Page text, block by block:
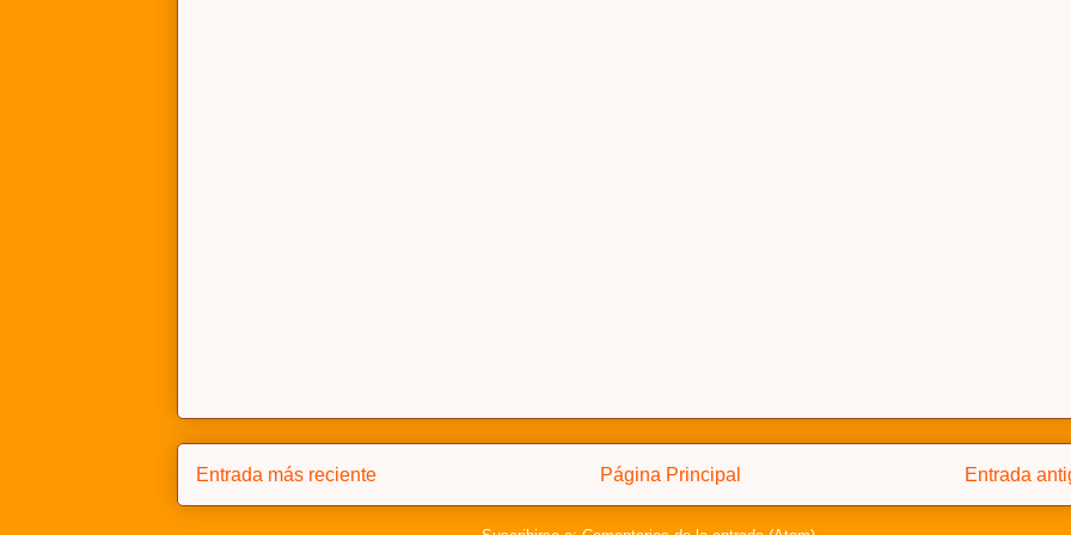
Entrada más reciente Entrada
Página Principal